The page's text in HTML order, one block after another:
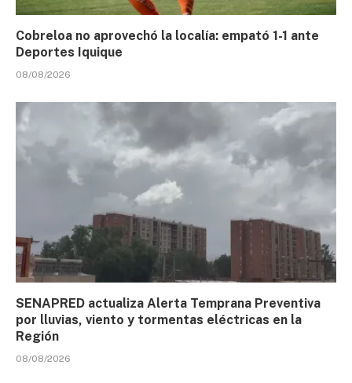
Cobreloa no aprovechó la localía: empató 1-1 ante
Deportes Iquique
08/08/2026
SENAPRED actualiza Alerta Temprana Preventiva
por lluvias, viento y tormentas eléctricas en la
Región
08/08/2026